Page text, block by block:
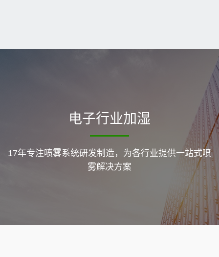
电子行业加湿
17年专注喷雾系统研发制造，为各行业提供一站式喷
雾解决方案